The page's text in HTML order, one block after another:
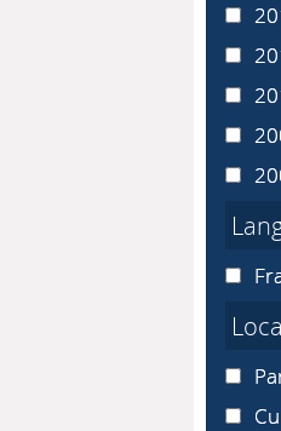
2012
2011
2010
2009
2008